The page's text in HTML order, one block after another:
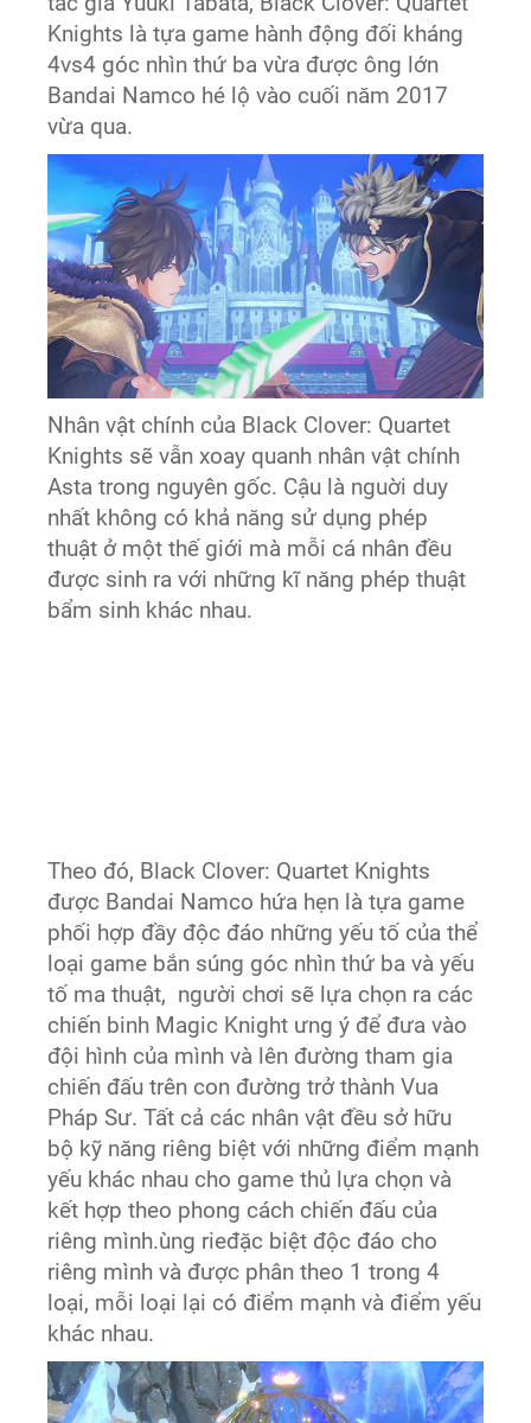
Knights là tựa game hành động đối kháng
4vs4 góc nhìn thứ ba vừa được ông lớn
Bandai Namco hé lộ vào cuối năm 2017
vừa qua.
Nhân vật chính của Black Clover: Quartet
Knights sẽ vẫn xoay quanh nhân vật chính
Asta trong nguyên gốc. Cậu là nguời duy
nhất không có khả năng sử dụng phép
thuật ở một thế giới mà mỗi cá nhân đều
được sinh ra với những kĩ năng phép thuật
bẩm sinh khác nhau.​
Theo đó, Black Clover: Quartet Knights
được Bandai Namco hứa hẹn là tựa game
phối hợp đầy độc đáo những yếu tố của thể
loại game bắn súng góc nhìn thứ ba và yếu
tố ma thuật, người chơi sẽ lựa chọn ra các
chiến binh Magic Knight ưng ý để đưa vào
đội hình của mình và lên đường tham gia
chiến đấu trên con đường trở thành Vua
Pháp Sư. Tất cả các nhân vật đều sở hữu
bộ kỹ năng riêng biệt với những điểm mạnh
yếu khác nhau cho game thủ lựa chọn và
kết hợp theo phong cách chiến đấu của
riêng mình.ùng rieđặc biệt độc đáo cho
riêng mình và được phân theo 1 trong 4
loại, mỗi loại lại có điểm mạnh và điểm yếu
khác nhau.